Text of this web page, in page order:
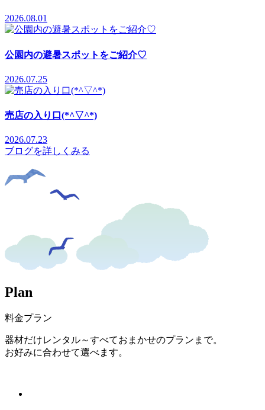
2026.08.01
公園内の避暑スポットをご紹介♡
2026.07.25
売店の入り口(*^▽^*)
2026.07.23
ブログを詳しくみる
Plan
料金プラン
器材だけレンタル～すべておまかせのプランまで。
お好みに合わせて選べます。